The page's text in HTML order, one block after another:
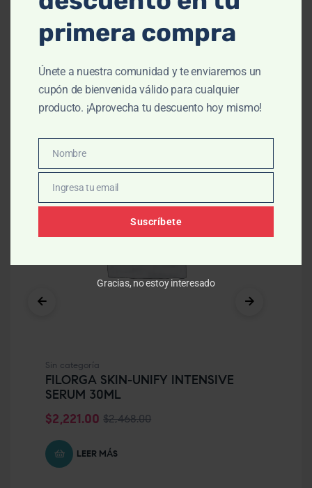
Productos relacionados
Sin categoría
FILORGA SKIN-UNIFY INTENSIVE
SERUM 30ML
$2,468.00
$2,221.00
LEER MÁS
primera compra
Únete a nuestra comunidad y te enviaremos un
cupón de bienvenida válido para cualquier
producto. ¡Aprovecha tu descuento hoy mismo!
Nombre
Nombre
Email
Ingresa tu email
Suscríbete
Gracias, no estoy interesado